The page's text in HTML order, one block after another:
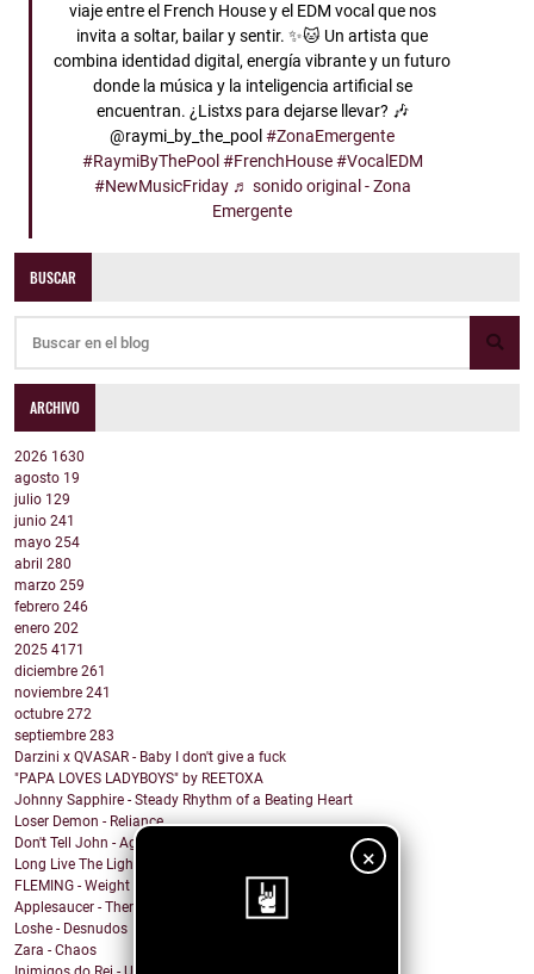
×
viaje entre el French House y el EDM vocal que nos
invita a soltar, bailar y sentir. ✨🐱 Un artista que
combina identidad digital, energía vibrante y un futuro
donde la música y la inteligencia artificial se
encuentran. ¿Listxs para dejarse llevar? 🎶
@raymi_by_the_pool#ZonaEmergente
#RaymiByThePool #FrenchHouse #VocalEDM
#NewMusicFriday ♬ sonido original - Zona
Emergente
BUSCAR
ARCHIVO
2026 1630
agosto 19
julio 129
junio 241
mayo 254
abril 280
marzo 259
febrero 246
enero 202
2025 4171
diciembre 261
noviembre 241
octubre 272
septiembre 283
Darzini x QVASAR - Baby I don't give a fuck
"PAPA LOVES LADYBOYS" by REETOXA
Johnny Sapphire - Steady Rhythm of a Beating Heart
Loser Demon - Reliance
Don't Tell John - Again
Long Live The Lights - The Fight
FLEMING - Weight In The Wind
Applesaucer - There’s a Light
Loshe - Desnudos
Zara - Chaos